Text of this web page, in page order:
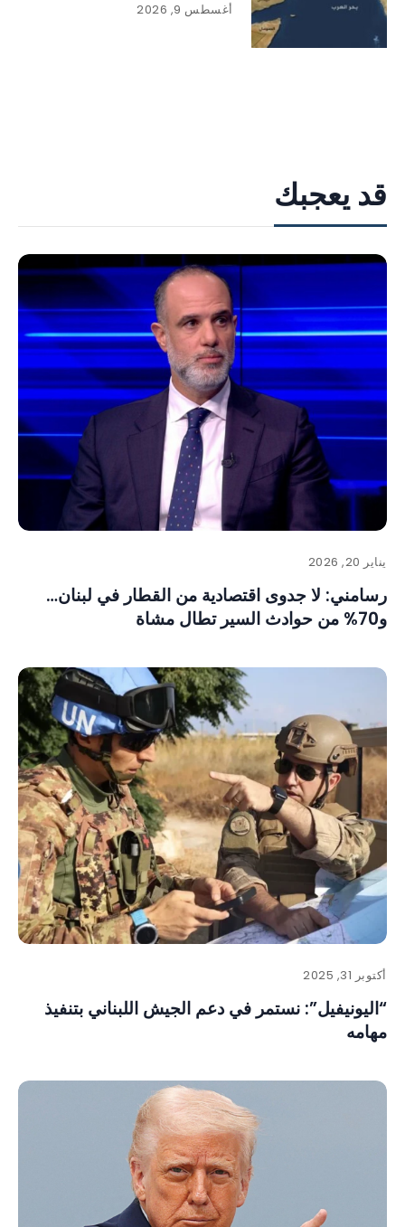
أغسطس 9, 2026
قد يعجبك
يناير 20, 2026
رسامني: لا جدوى اقتصادية من القطار في لبنان…
و70% من حوادث السير تطال مشاة
أكتوبر 31, 2025
“اليونيفيل”: نستمر في دعم الجيش اللبناني بتنفيذ
مهامه